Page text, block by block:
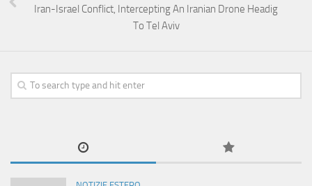
Iran-Israel Conflict, Intercepting An Iranian Drone Headig
To Tel Aviv